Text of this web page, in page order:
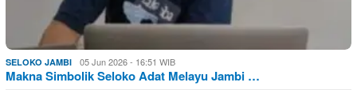
SELOKO JAMBI 05 Jun 2026 - 16:51 WIB
Makna Simbolik Seloko Adat Melayu Jambi …